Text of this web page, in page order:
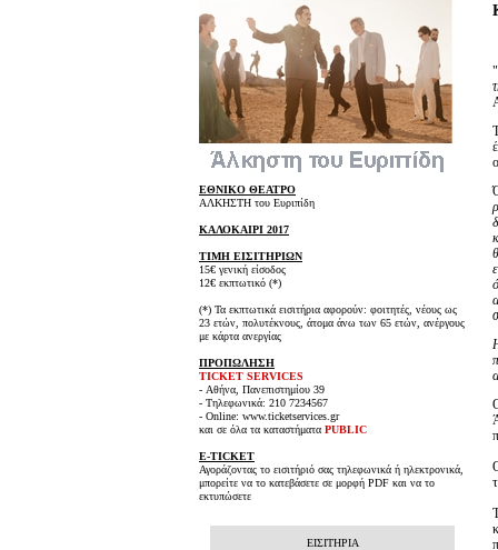
ΕΘΝΙΚΟ ΘΕΑΤΡΟ
ΑΛΚΗΣΤΗ του Ευριπίδη
ΚΑΛΟΚΑΙΡΙ 2017
ΤΙΜΗ ΕΙΣΙΤΗΡΙΩΝ
15€ γενική είσοδος
12€ εκπτωτικό (*)
(*) Τα εκπτωτικά εισιτήρια αφορούν: φοιτητές, νέους ως
23 ετών, πολυτέκνους, άτομα άνω των 65 ετών, ανέργους
με κάρτα ανεργίας
ΠΡΟΠΩΛΗΣΗ
TICKET SERVICES
- Αθήνα, Πανεπιστημίου 39
- Τηλεφωνικά: 210 7234567
- Online: www.ticketservices.gr
και σε όλα τα καταστήματα PUBLIC
E-TICKET
Αγοράζοντας το εισιτήριό σας τηλεφωνικά ή ηλεκτρονικά,
μπορείτε να το κατεβάσετε σε μορφή PDF και να το
εκτυπώσετε
ΕΙΣΙΤΗΡΙΑ